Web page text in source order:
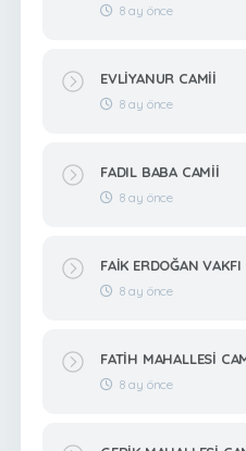
8 ay önce
EVLİYANUR CAMİİ
8 ay önce
FADIL BABA CAMİİ
8 ay önce
FAİK ERDOĞAN VAKFI
8 ay önce
FATİH MAHALLESİ
8 ay önce